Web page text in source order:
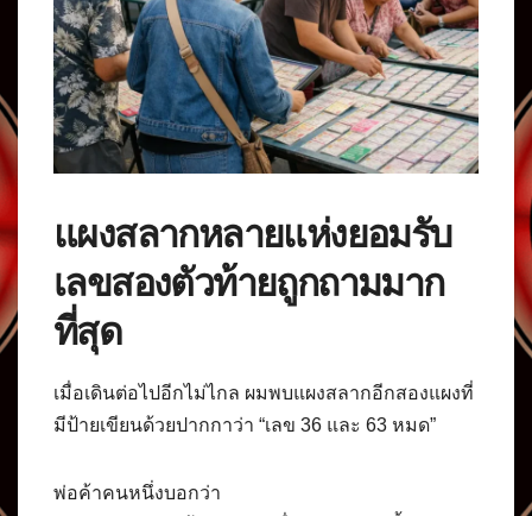
แผงสลากหลายแห่งยอมรับ
เลขสองตัวท้ายถูกถามมาก
ที่สุด
เมื่อเดินต่อไปอีกไม่ไกล ผมพบแผงสลากอีกสองแผงที่
มีป้ายเขียนด้วยปากกาว่า “เลข 36 และ 63 หมด”
พ่อค้าคนหนึ่งบอกว่า